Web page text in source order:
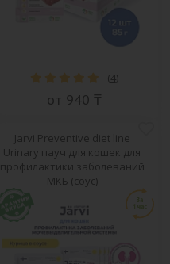
(4)
от 940 ₸
Jarvi Preventive diet line
Urinary пауч для кошек для
профилактики заболеваний
МКБ (соус)